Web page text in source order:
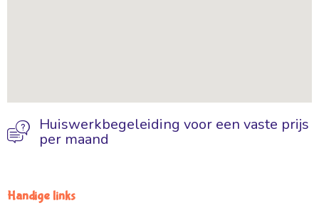
Huiswerkbegeleiding voor een vaste prijs
per maand
Handige links